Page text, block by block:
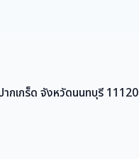
กเกร็ด จังหวัดนนทบุรี 11120